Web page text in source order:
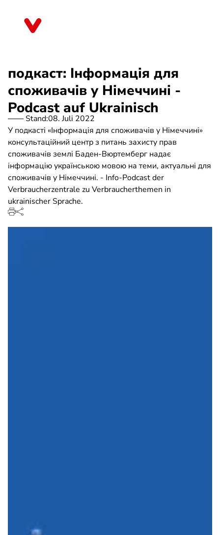
подкаст: Інформація для
споживачів у Німеччині -
Podcast auf Ukrainisch
Stand:08. Juli 2022
У подкасті «Інформація для споживачів у Німеччині»
консультаційний центр з питань захисту прав
споживачів землі Баден-Вюртемберг надає
інформацію українською мовою на теми, актуальні для
споживачів у Німеччині. - Info-Podcast der
Verbraucherzentrale zu Verbraucherthemen in
ukrainischer Sprache.